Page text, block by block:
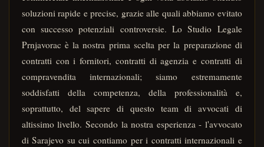
soluzioni rapide e precise, grazie alle quali abbiamo evitato
con successo potenziali controversie. Lo Studio Legale
Prnjavorac è la nostra prima scelta per la preparazione di
contratti con i fornitori, contratti di agenzia e contratti di
compravendita internazionali; siamo estremamente
soddisfatti della competenza, della professionalità e,
soprattutto, del sapere di questo team di avvocati di
altissimo livello. Secondo la nostra esperienza - l'avvocato
di Sarajevo su cui contiamo per i contratti internazionali e